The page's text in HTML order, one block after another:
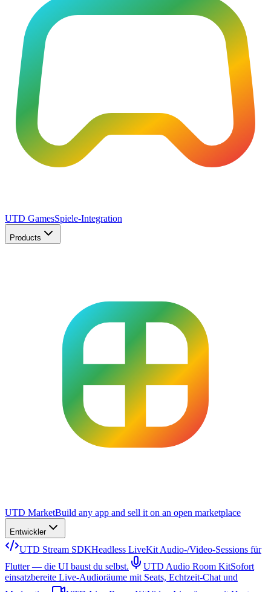
UTD GamesSpiele-Integration
Products
UTD MarketBuild any app and sell it on an open marketplace
Entwickler
UTD Stream SDKHeadless LiveKit Audio-/Video-Sessions für
Flutter — die UI baust du selbst.
UTD Audio Room KitSofort
einsatzbereite Live-Audioräume mit Seats, Echtzeit-Chat und